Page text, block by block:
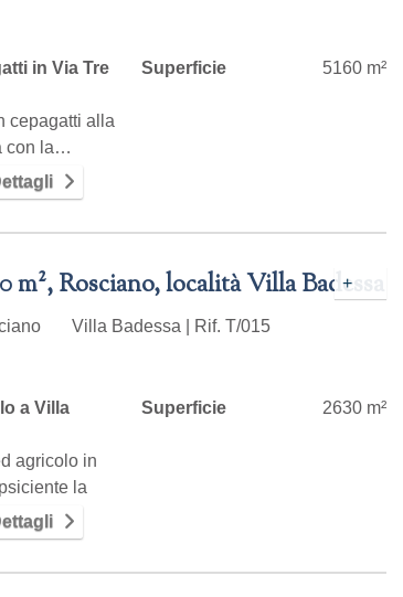
in Via Tre
cepagatti alla
con la…
Superficie 5160 m²
+
Rosciano, località Villa Badessa
Villa Badessa | Rif. T/015
a Villa
agricolo in
la
Superficie 2630 m²